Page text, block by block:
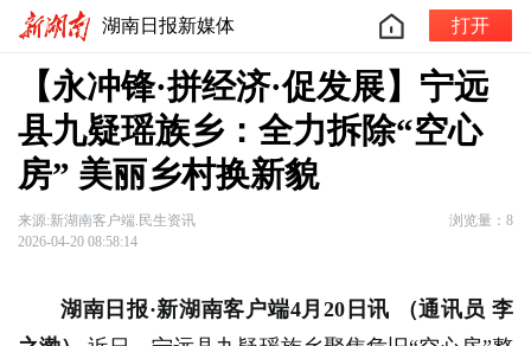
湖南日报新媒体 打开
【永冲锋·拼经济·促发展】宁远
县九疑瑶族乡：全力拆除“空心
房” 美丽乡村换新貌
来源:新湖南客户端.民生资讯
浏览量：8
2026-04-20 08:58:14
湖南日报·新湖南客户端4月20日讯
（通讯员 李